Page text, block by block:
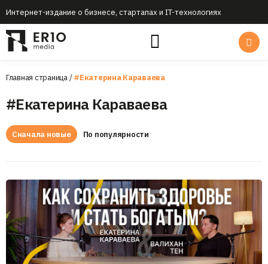
Интернет-издание о бизнесе, стартапах и IT-технологиях
Главная страница/#Екатерина Караваева
#Екатерина Караваева
Сначала новые По популярности